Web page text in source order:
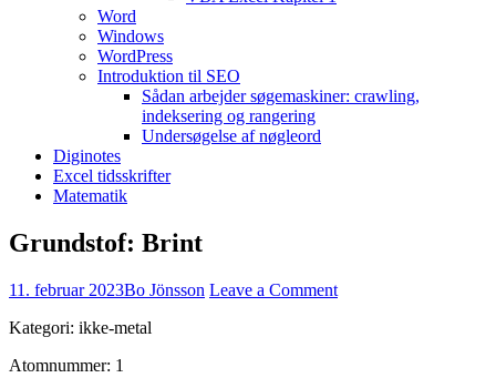
Word
Windows
WordPress
Introduktion til SEO
Sådan arbejder søgemaskiner: crawling,
indeksering og rangering
Undersøgelse af nøgleord
Diginotes
Excel tidsskrifter
Matematik
Grundstof: Brint
11. februar 2023Bo Jönsson Leave a Comment
Kategori: ikke-metal
Atomnummer: 1